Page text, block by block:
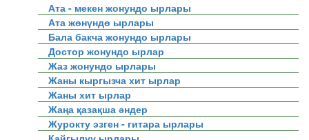
Ата - мекен жонундо ырлары
Ата жөнүндө ырлары
Бала бакча жонундо ырлары
Достор жонундо ырлар
Жаз жонундо ырлары
Жаны кыргызча хит ырлар
Жаны хит ырлар
Жаңа қазақша әндер
Журокту эзген - гитара ырлары